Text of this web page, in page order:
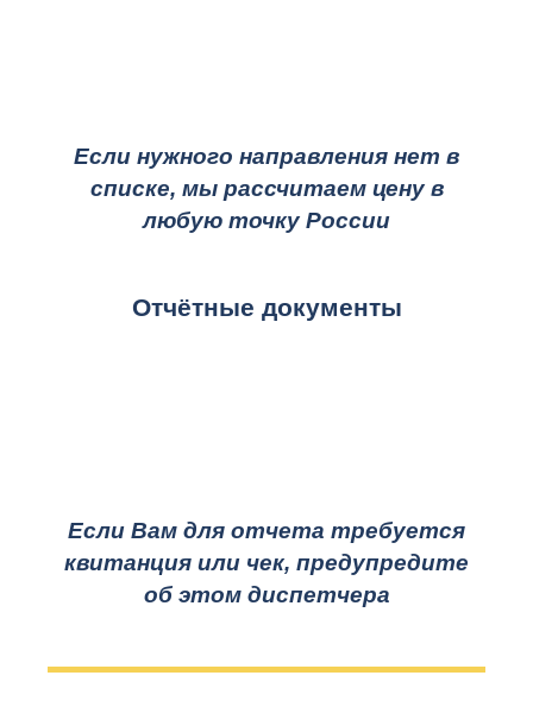
Если нужного направления нет в
списке, мы рассчитаем цену в
любую точку России
Отчётные документы
Если Вам для отчета требуется
квитанция или чек, предупредите
об этом диспетчера